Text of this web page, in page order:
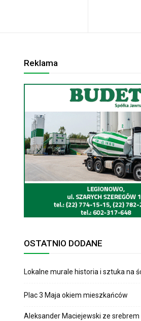
Reklama
OSTATNIO DODANE
Lokalne murale historia i sztuka na
Plac 3 Maja okiem mieszkańców
Aleksander Maciejewski ze